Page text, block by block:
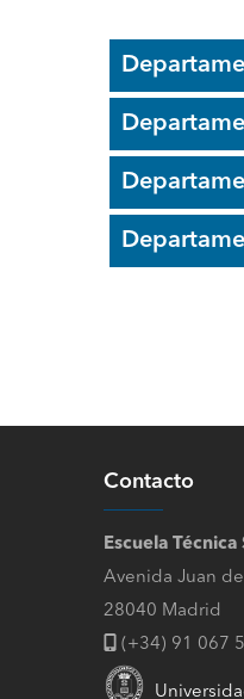
Contacto
Escuela
Avenida Juan
28040 Madrid
(+34) 91 067